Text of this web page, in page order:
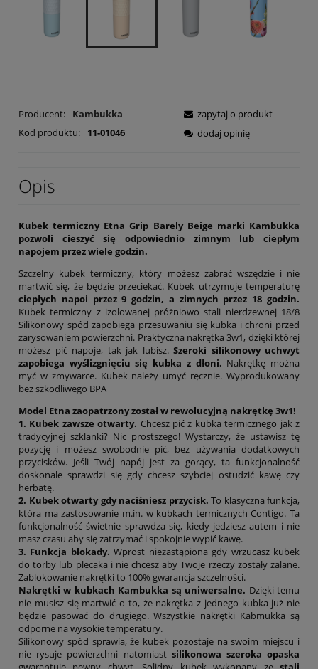
Producent:
Kambukka
Kod produktu:
11-01046
zapytaj o produkt
dodaj opinię
Opis
Kubek termiczny Etna Grip Barely Beige marki Kambukka
pozwoli cieszyć się odpowiednio zimnym lub ciepłym
napojem przez wiele godzin.
Szczelny kubek termiczny, który możesz zabrać wszędzie i nie
martwić się, że będzie przeciekać. Kubek utrzymuje temperaturę
ciepłych napoi przez 9 godzin, a zimnych przez 18 godzin.
Kubek termiczny z izolowanej próżniowo stali nierdzewnej 18/8
Silikonowy spód zapobiega przesuwaniu się kubka i chroni przed
zarysowaniem powierzchni. Praktyczna nakrętka 3w1, dzięki której
możesz pić napoje, tak jak lubisz. Szeroki silikonowy uchwyt
zapobiega wyślizgnięciu się kubka z dłoni. Nakrętkę można
myć w zmywarce. Kubek należy umyć ręcznie. Wyprodukowany
bez szkodliwego BPA
Model Etna zaopatrzony został w rewolucyjną nakrętkę 3w1!
1. Kubek zawsze otwarty. Chcesz pić z kubka termicznego jak z
tradycyjnej szklanki? Nic prostszego! Wystarczy, że ustawisz tę
pozycję i możesz swobodnie pić, bez używania dodatkowych
przycisków. Jeśli Twój napój jest za gorący, ta funkcjonalność
doskonale sprawdzi się gdy chcesz szybciej ostudzić kawę czy
herbatę.
2. Kubek otwarty gdy naciśniesz przycisk. To klasyczna funkcja,
która ma zastosowanie m.in. w kubkach termicznych Contigo. Ta
funkcjonalność świetnie sprawdza się, kiedy jedziesz autem i nie
masz czasu aby się zatrzymać i spokojnie wypić kawę.
3. Funkcja blokady. Wprost niezastąpiona gdy wrzucasz kubek
do torby lub plecaka i nie chcesz aby Twoje rzeczy zostały zalane.
Zablokowanie nakrętki to 100% gwarancja szczelności.
Nakrętki w kubkach Kambukka są uniwersalne. Dzięki temu
nie musisz się martwić o to, że nakrętka z jednego kubka już nie
będzie pasować do drugiego. Wszystkie nakrętki Kabmukka są
odporne na wysokie temperatury.
Silikonowy spód sprawia, że kubek pozostaje na swoim miejscu i
nie rysuje powierzchni natomiast silikonowa szeroka opaska